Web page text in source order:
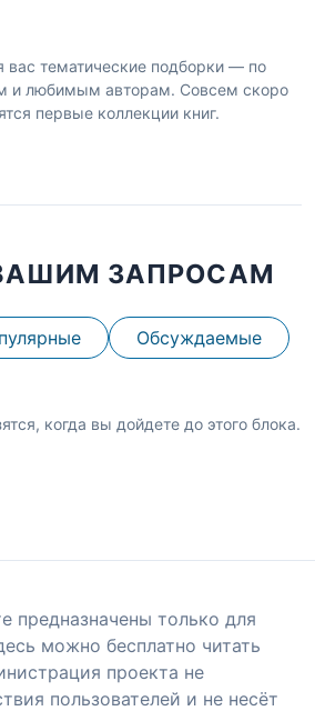
тематические подборки — по
и любимым авторам. Совсем скоро
первые коллекции книг.
ЗАПРОСАМ
Обсуждаемые
когда вы дойдете до этого блока.
предназначены только для
можно бесплатно читать
проекта не
пользователей и не несёт